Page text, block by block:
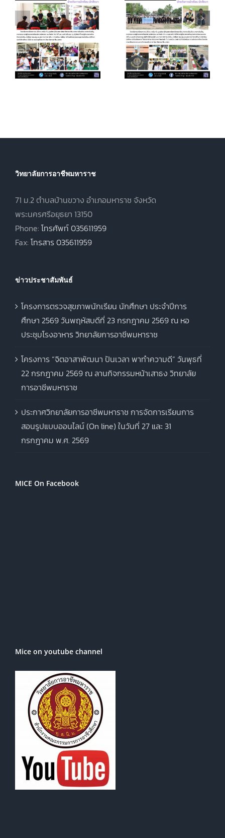
วารสารข่าว
ประจำเดือน
กรกฎาคม 2569
ฉ.21
วารสารข่าว
ประจำเดือน
กรกฎาคม 2569
ฉ.20
วิทยาลัยการอาชีพมหาราช
71 ม.2 ตำบลบ้านขวาง อำเภอมหาราช จังหวัด
พระนครศรีอยุธยา 13150
Phone: โทรศัพท์ 035611959
Fax: โทรสาร 035611959
ข่าวประชาสัมพันธ์
โครงการตรวจสุขภาพนักเรียน นักศึกษา ประจำปีการ
ศึกษา 2569 วันพฤหัสบดีที่ 23 กรกฎาคม 2569 ณ หอ
ประชุมโรงอาหาร วิทยาลัยการอาชีพมหาราช
โครงการ “จิตอาสาพัฒนา ปันเวลา พาทำความดี” วันพุธที่
22 กรกฎาคม 2569 ณ ลานกิจกรรมหน้าเสาธง วิทยาลัย
การอาชีพมหาราช
ประกาศวิทยาลัยการอาชีพมหาราช การจัดการเรียนการ
สอนรูปแบบออนไลน์ (On line) ในวันที่ 27 และ 31
กรกฎาคม พ.ศ. 2569
MICE On Facebook
Mice on youtube channel